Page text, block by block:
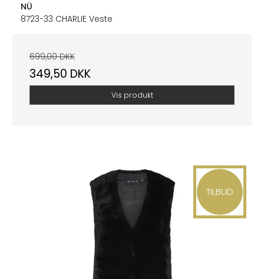
NÜ
8723-33 CHARLIE Veste
699,00 DKK
349,50 DKK
Vis produkt
TILBUD